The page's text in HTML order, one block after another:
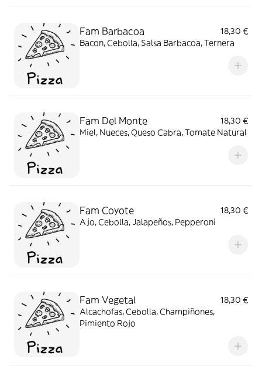
Fam Barbacoa
18,30 €
Bacon, Cebolla, Salsa Barbacoa, Ternera
Fam Del Monte
18,30 €
Miel, Nueces, Queso Cabra, Tomate Natural
Fam Coyote
18,30 €
Ajo, Cebolla, Jalapeños, Pepperoni
Fam Vegetal
18,30 €
Alcachofas, Cebolla, Champiñones,
Pimiento Rojo